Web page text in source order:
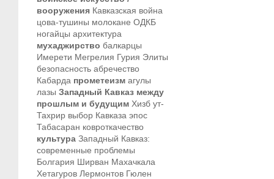
вооружения Кавказская война
цова-тушины молокане ОДКБ
ногайцы архитектура
мухаджирство балкарцы
Имерети Мегрелия Гурия Элиты
безопасность абречество
Кабарда прометеизм агулы
лазы Западный Кавказ между
прошлым и будущим Хизб ут-
Тахрир выбор Кавказа эпос
Табасаран ковроткачество
культура Западный Кавказ:
современные проблемы
Болгария Ширван Махачкала
Хетагуров Лермонтов Гюлен